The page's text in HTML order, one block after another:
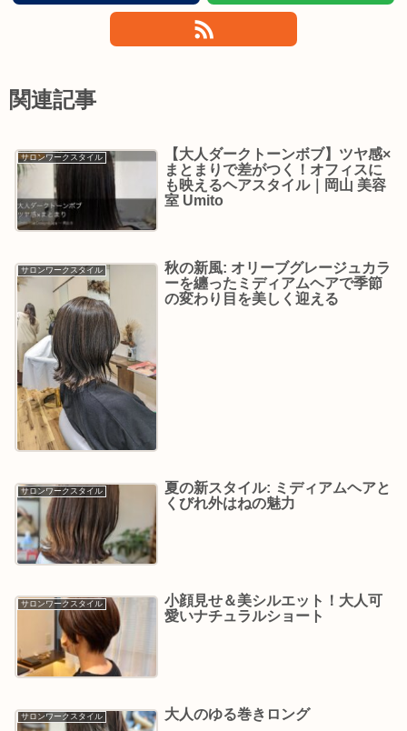
関連記事
サロンワークスタイル
【大人ダークトーンボブ】ツヤ感×
まとまりで差がつく！オフィスに
も映えるヘアスタイル｜岡山 美容
室 Umito
サロンワークスタイル
秋の新風: オリーブグレージュカラ
ーを纏ったミディアムヘアで季節
の変わり目を美しく迎える
サロンワークスタイル
夏の新スタイル: ミディアムヘアと
くびれ外はねの魅力
サロンワークスタイル
小顔見せ＆美シルエット！大人可
愛いナチュラルショート
サロンワークスタイル 大人のゆる巻きロング